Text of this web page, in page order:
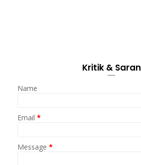
Kritik & Saran
Name
Email *
Message *